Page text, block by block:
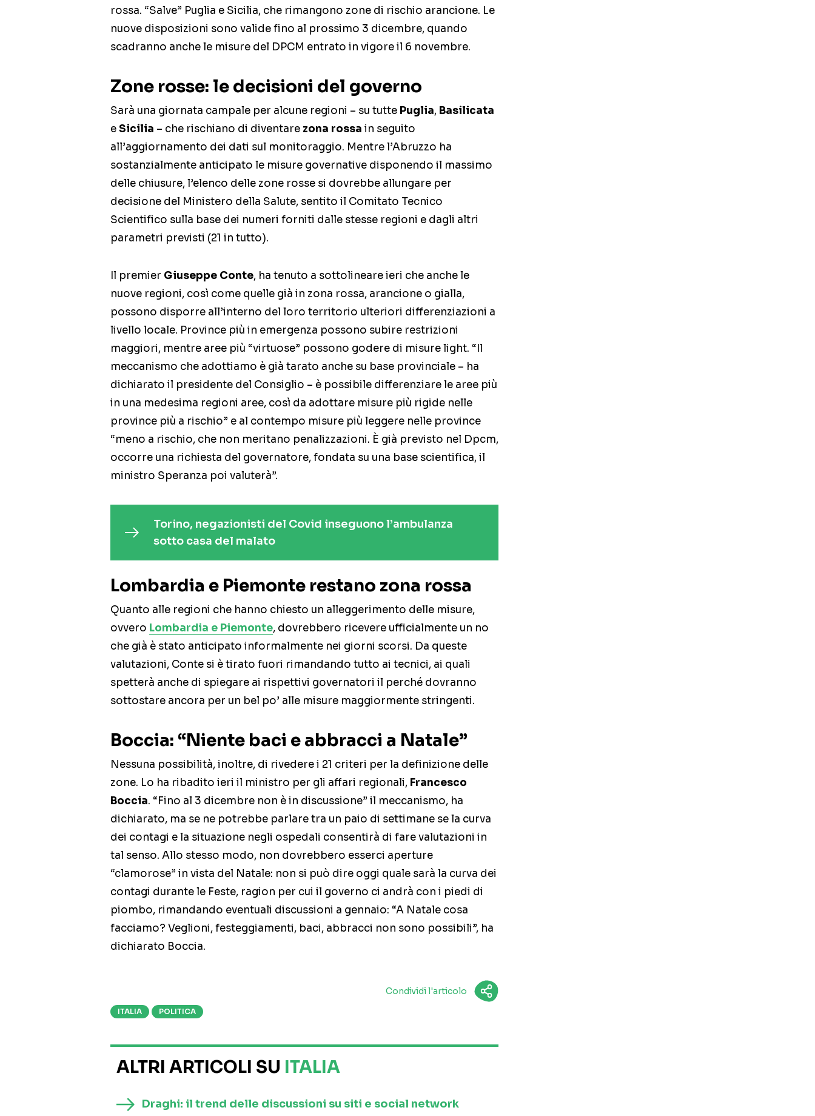
rossa. “Salve” Puglia e Sicilia, che rimangono zone di rischio arancione. Le
nuove disposizioni sono valide fino al prossimo 3 dicembre, quando
scadranno anche le misure del DPCM entrato in vigore il 6 novembre.
Zone rosse: le decisioni del governo
Sarà una giornata campale per alcune regioni – su tutte Puglia, Basilicata
eSicilia – che rischiano di diventare zona rossa in seguito
all’aggiornamento dei dati sul monitoraggio. Mentre l’Abruzzo ha
sostanzialmente anticipato le misure governative disponendo il massimo
delle chiusure, l’elenco delle zone rosse si dovrebbe allungare per
decisione del Ministero della Salute, sentito il Comitato Tecnico
Scientifico sulla base dei numeri forniti dalle stesse regioni e dagli altri
parametri previsti (21 in tutto).
Il premier Giuseppe Conte, ha tenuto a sottolineare ieri che anche le
nuove regioni, così come quelle già in zona rossa, arancione o gialla,
possono disporre all’interno del loro territorio ulteriori differenziazioni a
livello locale. Province più in emergenza possono subire restrizioni
maggiori, mentre aree più “virtuose” possono godere di misure light. “Il
meccanismo che adottiamo è già tarato anche su base provinciale – ha
dichiarato il presidente del Consiglio – è possibile differenziare le aree più
in una medesima regioni aree, così da adottare misure più rigide nelle
province più a rischio” e al contempo misure più leggere nelle province
“meno a rischio, che non meritano penalizzazioni. È già previsto nel Dpcm,
occorre una richiesta del governatore, fondata su una base scientifica, il
ministro Speranza poi valuterà”.
Torino, negazionisti del Covid inseguono l’ambulanza
sotto casa del malato
Lombardia e Piemonte restano zona rossa
Quanto alle regioni che hanno chiesto un alleggerimento delle misure,
ovvero Lombardia e Piemonte, dovrebbero ricevere ufficialmente un no
che già è stato anticipato informalmente nei giorni scorsi. Da queste
valutazioni, Conte si è tirato fuori rimandando tutto ai tecnici, ai quali
spetterà anche di spiegare ai rispettivi governatori il perché dovranno
sottostare ancora per un bel po’ alle misure maggiormente stringenti.
Boccia: “Niente baci e abbracci a Natale”
Nessuna possibilità, inoltre, di rivedere i 21 criteri per la definizione delle
zone. Lo ha ribadito ieri il ministro per gli affari regionali, Francesco
Boccia. “Fino al 3 dicembre non è in discussione” il meccanismo, ha
dichiarato, ma se ne potrebbe parlare tra un paio di settimane se la curva
dei contagi e la situazione negli ospedali consentirà di fare valutazioni in
tal senso. Allo stesso modo, non dovrebbero esserci aperture
“clamorose” in vista del Natale: non si può dire oggi quale sarà la curva dei
contagi durante le Feste, ragion per cui il governo ci andrà con i piedi di
piombo, rimandando eventuali discussioni a gennaio: “A Natale cosa
facciamo? Veglioni, festeggiamenti, baci, abbracci non sono possibili”, ha
dichiarato Boccia.
Condividi l'articolo
ITALIA POLITICA
ALTRI ARTICOLI SU ITALIA
Draghi: il trend delle discussioni su siti e social network